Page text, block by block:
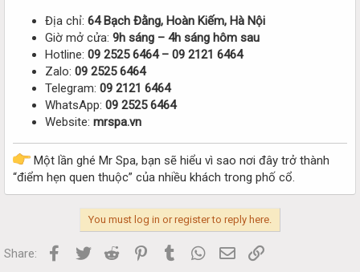
Địa chỉ: 64 Bạch Đằng, Hoàn Kiếm, Hà Nội
Giờ mở cửa: 9h sáng – 4h sáng hôm sau
Hotline: 09 2525 6464 – 09 2121 6464
Zalo: 09 2525 6464
Telegram: 09 2121 6464
WhatsApp: 09 2525 6464
Website: mrspa.vn
Một lần ghé Mr Spa, bạn sẽ hiểu vì sao nơi đây trở thành
“điểm hẹn quen thuộc” của nhiều khách trong phố cổ.
You must log in or register to reply here.
Share: Facebook
Twitter Reddit PinterestTumblr WhatsApp
Email